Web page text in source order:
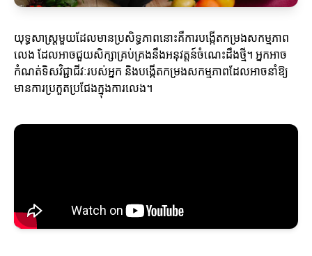
យុទ្ធសាស្ត្រមួយដែលមានប្រសិទ្ធភាពនោះគឺការបង្កើតកម្រងសកម្មភាព
លេង ដែលអាចជួយសិក្សាគ្រប់គ្រងនឹងអនុវត្តន៍ចំណេះដឹងថ្មី។ អ្នកអាច
កំណត់ទិសវិជ្ជាជីវៈរបស់អ្នក និងបង្កើតកម្រងសកម្មភាពដែលអាចនាំឱ្យ
មានការប្រកួតប្រជែងក្នុងការលេង។